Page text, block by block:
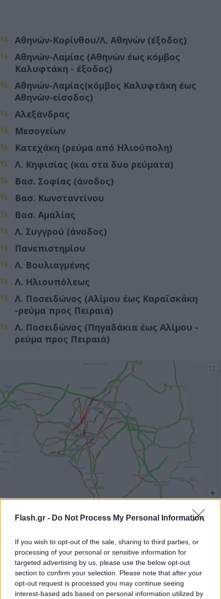
Flash.gr - Do Not Process My Personal Information
If you wish to opt-out of the sale, sharing to third parties, or
processing of your personal or sensitive information for
targeted advertising by us, please use the below opt-out
section to confirm your selection. Please note that after your
opt-out request is processed you may continue seeing
interest-based ads based on personal information utilized by
Αθηνών-Κορίνθου/Λ. Αθηνών (έξοδος)
Αθηνών-Λαμίας (Αθηνών έως κόμβος
Καλυφτάκη - έξοδος)
Αθηνών-Λαμίας(κόμβος Καλυφτάκη έως
Αθηνών-είσοδος)
Αλεξάνδρας
Μεσογείων
Κατεχάκη (ρεύμα από Ηλιούπολη)
Λ. Κηφισίας (και στα δυο ρεύματα)
Βασ. Σοφίας (άνοδος)
Βασ. Κωνσταντίνου
Βασ. Αμαλίας
Λ. Συγγρού (άνοδος)
Πανεπιστημίου
Λ. Βουλιαγμένης
Λ. Ηλιουπόλεως
Λ. Ποσειδώνος (Αλίμου έως Καραϊσκάκη
-ρεύμα προς Πειραιά)
Λ. Ποσειδώνος (Πηγαδάκια έως Αλίμου -
ρεύμα προς Πειραιά)
Στους υπόλοιπους δρόμους της πρωτεύουσας, η
κίνηση διεξάγεται προς το παρόν χωρίς να
παρατηρούνται προβλήματα.
Στην Αττική Οδό παρατηρούνται Καθυστερήσεις